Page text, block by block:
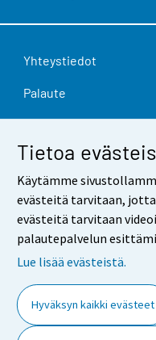
Tietoa
Käytämme
evästeitä tarvitaan,
evästeitä tarvitaan
palautepalvelun
Lue lisää evästeistä.
Hyväksyn kaikki evästeet
Yhteystiedot
Palaute
Käyttöehdot
Tietosuoja
Saavutettavuus
Tietoa sivustosta
Evästeasetukset